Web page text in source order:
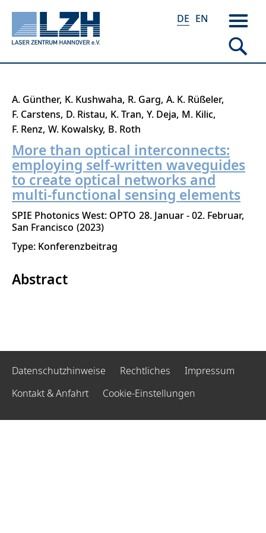
Direkt
zum
Inhalt
DE EN
A. Günther K. Kushwaha R. Garg A. K. Rüßeler
F. Carstens D. Ristau K. Tran Y. Deja M. Kilic
F. Renz W. Kowalsky B. Roth
More than optical interconnects:
employing self-written waveguides
to create optical networks and
multi-functional sensing elements
SPIE Photonics West: OPTO 28. Januar - 02. Februar
San Francisco 2023
Type: Konferenzbeitrag
Abstract
Datenschutzhinweise Rechtliches
Impressum
Kontakt & Anfahrt
Cookie-Einstellungen